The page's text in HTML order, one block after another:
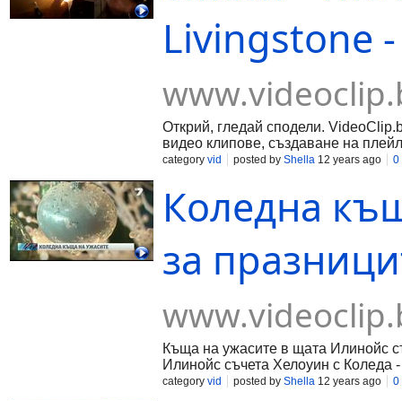
Livingstone
Открий, гледай сподели.
видео клипове, създаване на
category vid posted by Shella 12 years ago 0
Коледна
за
Къща на ужасите в щата Илинойс
Илинойс съчета Хелоуин с Коледа
category vid posted by Shella 12 years ago 0